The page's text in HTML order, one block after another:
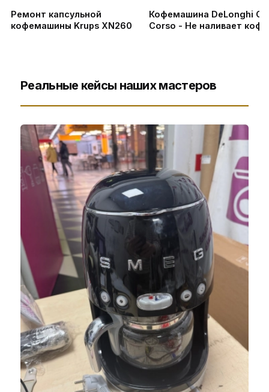
Ремонт капсульной
кофемашины Krups XN260
Кофемашина DeLonghi
Corso - Не наливает
Реальные кейсы наших мастеров